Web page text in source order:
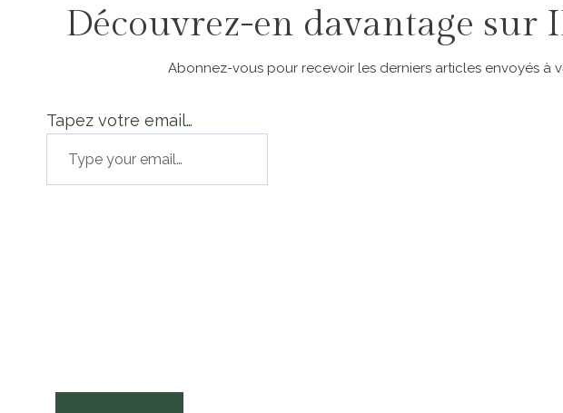
Découvrez-en davantage sur
Abonnez-vous pour recevoir les derniers articles envoyés à
Tapez votre email…